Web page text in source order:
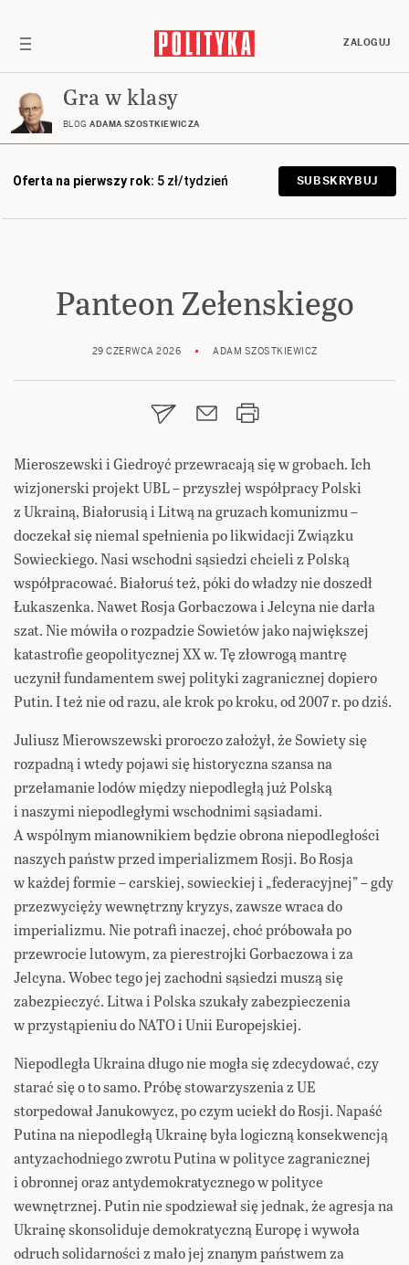
ZALOGUJ
Gra w klasy
BLOG ADAMA SZOSTKIEWICZA
Oferta na pierwszy rok: 5 zł/tydzień SUBSKRYBUJ
Panteon Zełenskiego
29 CZERWCA 2026 ADAM SZOSTKIEWICZ
Mieroszewski i Giedroyć przewracają się w grobach. Ich
wizjonerski projekt UBL – przyszłej współpracy Polski
z Ukrainą, Białorusią i Litwą na gruzach komunizmu –
doczekał się niemal spełnienia po likwidacji Związku
Sowieckiego. Nasi wschodni sąsiedzi chcieli z Polską
współpracować. Białoruś też, póki do władzy nie doszedł
Łukaszenka. Nawet Rosja Gorbaczowa i Jelcyna nie darła
szat. Nie mówiła o rozpadzie Sowietów jako największej
katastrofie geopolitycznej XX w. Tę złowrogą mantrę
uczynił fundamentem swej polityki zagranicznej dopiero
Putin. I też nie od razu, ale krok po kroku, od 2007 r. po dziś.
Juliusz Mierowszewski proroczo założył, że Sowiety się
rozpadną i wtedy pojawi się historyczna szansa na
przełamanie lodów między niepodległą już Polską
i naszymi niepodległymi wschodnimi sąsiadami.
A wspólnym mianownikiem będzie obrona niepodległości
naszych państw przed imperializmem Rosji. Bo Rosja
w każdej formie – carskiej, sowieckiej i „federacyjnej” – gdy
przezwycięży wewnętrzny kryzys, zawsze wraca do
imperializmu. Nie potrafi inaczej, choć próbowała po
przewrocie lutowym, za pierestrojki Gorbaczowa i za
Jelcyna. Wobec tego jej zachodni sąsiedzi muszą się
zabezpieczyć. Litwa i Polska szukały zabezpieczenia
w przystąpieniu do NATO i Unii Europejskiej.
Niepodległa Ukraina długo nie mogła się zdecydować, czy
starać się o to samo. Próbę stowarzyszenia z UE
storpedował Janukowycz, po czym uciekł do Rosji. Napaść
Putina na niepodległą Ukrainę była logiczną konsekwencją
antyzachodniego zwrotu Putina w polityce zagranicznej
i obronnej oraz antydemokratycznego w polityce
wewnętrznej. Putin nie spodziewał się jednak, że agresja na
Ukrainę skonsoliduje demokratyczną Europę i wywoła
odruch solidarności z mało jej znanym państwem za